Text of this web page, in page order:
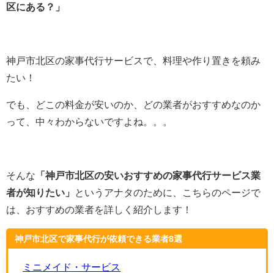
区にある？」
神戸市北区の家事代行サービスで、料理や作り置きを頼み
たい！
でも、どこの料金が安いのか、どの業者がおすすめなのか
って、中々わからないですよね。。。
そんな 「神戸市北区の安いおすすめの家事代行サービス業
者が知りたい」
というアナタのために、こちらのページで
は、おすすめの業者を詳しく紹介します！
神戸市北区で家事代行が依頼できる業者8選
ミニメイド・サービス